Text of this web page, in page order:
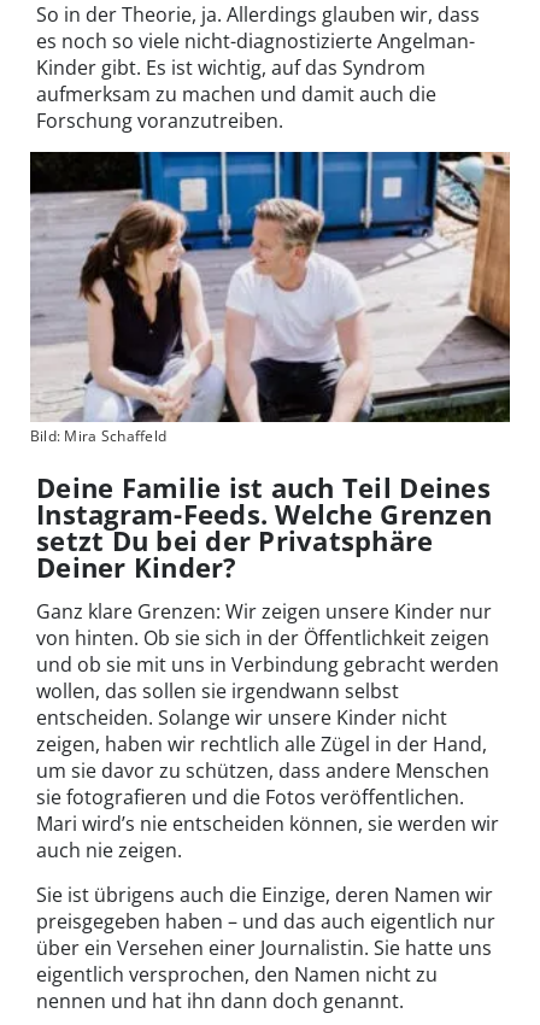
So in der Theorie, ja. Allerdings glauben wir, dass
es noch so viele nicht-diagnostizierte Angelman-
Kinder gibt. Es ist wichtig, auf das Syndrom
aufmerksam zu machen und damit auch die
Forschung voranzutreiben.
Bild: Mira Schaffeld
Deine Familie ist auch Teil Deines
Instagram-Feeds. Welche Grenzen
setzt Du bei der Privatsphäre
Deiner Kinder?
Ganz klare Grenzen: Wir zeigen unsere Kinder nur
von hinten. Ob sie sich in der Öffentlichkeit zeigen
und ob sie mit uns in Verbindung gebracht werden
wollen, das sollen sie irgendwann selbst
entscheiden. Solange wir unsere Kinder nicht
zeigen, haben wir rechtlich alle Zügel in der Hand,
um sie davor zu schützen, dass andere Menschen
sie fotografieren und die Fotos veröffentlichen.
Mari wird’s nie entscheiden können, sie werden wir
auch nie zeigen.
Sie ist übrigens auch die Einzige, deren Namen wir
preisgegeben haben – und das auch eigentlich nur
über ein Versehen einer Journalistin. Sie hatte uns
eigentlich versprochen, den Namen nicht zu
nennen und hat ihn dann doch genannt.